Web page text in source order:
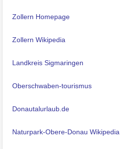
Zollern Homepage
Zollern Wikipedia
Landkreis Sigmaringen
Oberschwaben-tourismus
Donautalurlaub.de
Naturpark-Obere-Donau Wikipedia